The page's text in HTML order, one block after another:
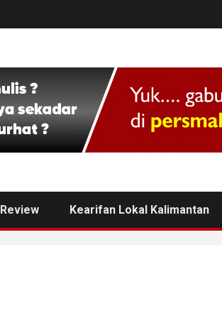
Review Kearifan Lokal Kalimantan